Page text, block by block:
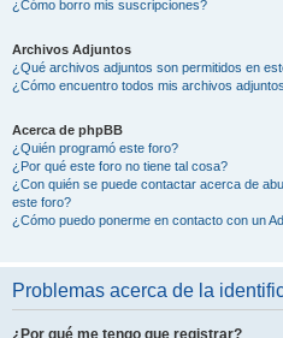
¿Cómo borro mis suscripciones?
Archivos Adjuntos
¿Qué archivos adjuntos son permitidos en
¿Cómo encuentro todos mis archivos
Acerca de phpBB
¿Quién programó este foro?
¿Por qué este foro no tiene tal cosa?
¿Con quién se puede contactar acerca de
este foro?
¿Cómo puedo ponerme en contacto con un
Problemas acerca de la
¿Por qué me tengo que registrar?